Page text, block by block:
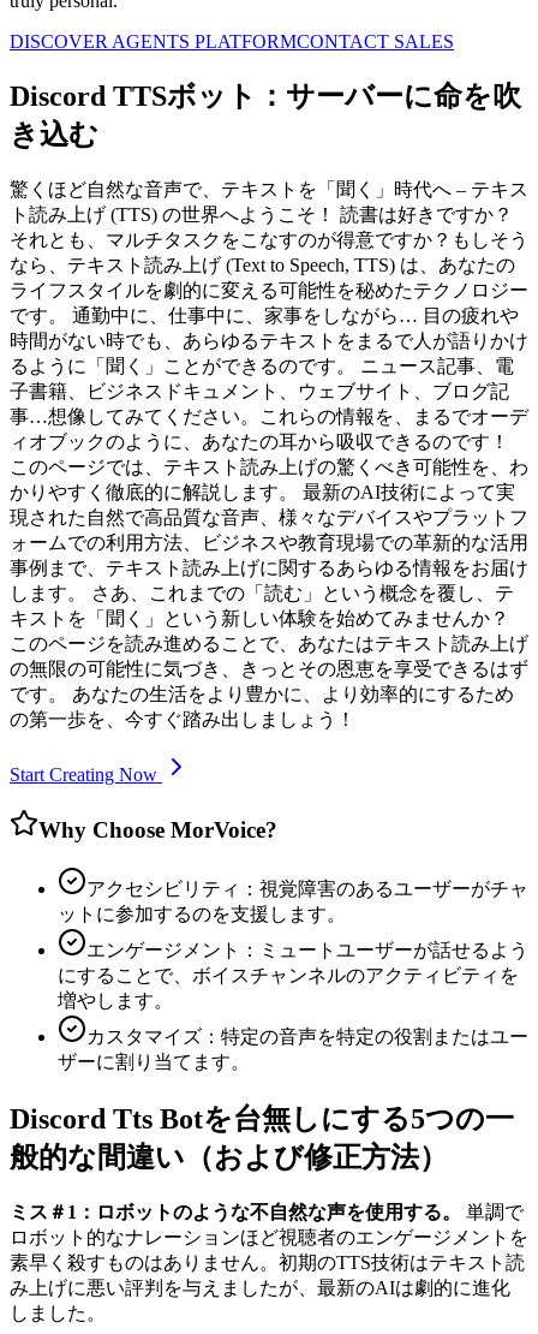
DISCOVER AGENTS PLATFORMCONTACT SALES
Discord TTSボット：サーバーに命を吹
き込む
驚くほど自然な音声で、テキストを「聞く」時代へ – テキス
ト読み上げ (TTS) の世界へようこそ！ 読書は好きですか？
それとも、マルチタスクをこなすのが得意ですか？もしそう
なら、テキスト読み上げ (Text to Speech, TTS) は、あなたの
ライフスタイルを劇的に変える可能性を秘めたテクノロジー
です。 通勤中に、仕事中に、家事をしながら… 目の疲れや
時間がない時でも、あらゆるテキストをまるで人が語りかけ
るように「聞く」ことができるのです。 ニュース記事、電
子書籍、ビジネスドキュメント、ウェブサイト、ブログ記
事…想像してみてください。これらの情報を、まるでオーデ
ィオブックのように、あなたの耳から吸収できるのです！
このページでは、テキスト読み上げの驚くべき可能性を、わ
かりやすく徹底的に解説します。 最新のAI技術によって実
現された自然で高品質な音声、様々なデバイスやプラットフ
ォームでの利用方法、ビジネスや教育現場での革新的な活用
事例まで、テキスト読み上げに関するあらゆる情報をお届け
します。 さあ、これまでの「読む」という概念を覆し、テ
キストを「聞く」という新しい体験を始めてみませんか？
このページを読み進めることで、あなたはテキスト読み上げ
の無限の可能性に気づき、きっとその恩恵を享受できるはず
です。 あなたの生活をより豊かに、より効率的にするため
の第一歩を、今すぐ踏み出しましょう！
Start Creating Now
Why Choose MorVoice?
アクセシビリティ：視覚障害のあるユーザーがチャ
ットに参加するのを支援します。
エンゲージメント：ミュートユーザーが話せるよう
にすることで、ボイスチャンネルのアクティビティを
増やします。
カスタマイズ：特定の音声を特定の役割またはユー
ザーに割り当てます。
Discord Tts Botを台無しにする5つの一
般的な間違い（および修正方法）
ミス＃1：ロボットのような不自然な声を使用する。
単調で
ロボット的なナレーションほど視聴者のエンゲージメントを
素早く殺すものはありません。初期のTTS技術はテキスト読
み上げに悪い評判を与えましたが、最新のAIは劇的に進化
しました。